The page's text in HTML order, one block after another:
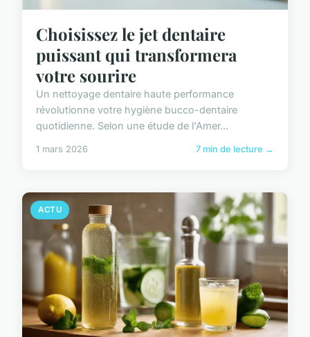
Choisissez le jet dentaire
puissant qui transformera
votre sourire
Un nettoyage dentaire haute performance
révolutionne votre hygiène bucco-dentaire
quotidienne. Selon une étude de l'Amer...
1 mars 2026 7 min de lecture →
ACTU